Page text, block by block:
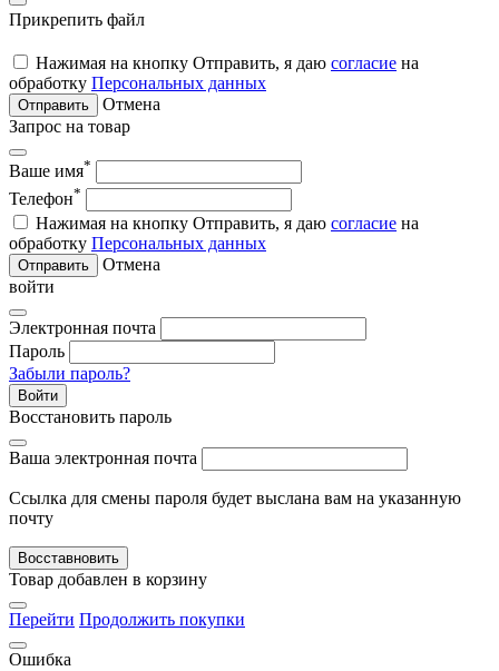
Прикрепить файл
Нажимая на кнопку Отправить, я даю согласие на
обработку Персональных данных
Отправить
Отмена
Запрос на товар
Ваше имя*
Телефон*
Нажимая на кнопку Отправить, я даю согласие на
обработку Персональных данных
Отправить
Отмена
войти
Электронная почта
Пароль
Забыли пароль?
Войти
Восстановить пароль
Ваша электронная почта
Ссылка для смены пароля будет выслана вам на указанную
почту
Восставновить
Товар добавлен в корзину
Перейти Продолжить покупки
Ошибка